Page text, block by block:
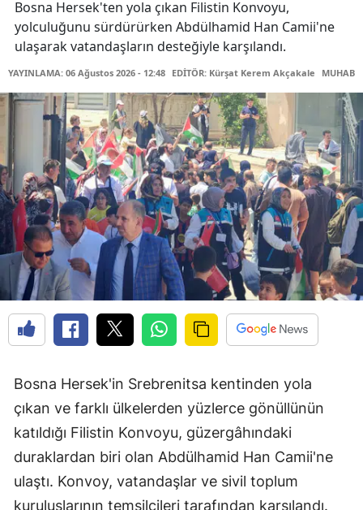
Bosna Hersek'ten yola çıkan Filistin Konvoyu,
yolculuğunu sürdürürken Abdülhamid Han Camii'ne
ulaşarak vatandaşların desteğiyle karşılandı.
YAYINLAMA: 06 Ağustos 2026 - 12:48 EDİTÖR: Kürşat Kerem Akçakale
Bosna Hersek'in Srebrenitsa kentinden yola
çıkan ve farklı ülkelerden yüzlerce gönüllünün
katıldığı Filistin Konvoyu, güzergâhındaki
duraklardan biri olan Abdülhamid Han Camii'ne
ulaştı. Konvoy, vatandaşlar ve sivil toplum
kuruluşlarının temsilcileri tarafından karşılandı.